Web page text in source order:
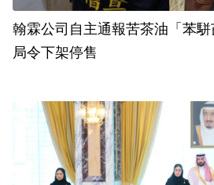
翰霖公司自主通報苦茶油「苯
局令下架停售